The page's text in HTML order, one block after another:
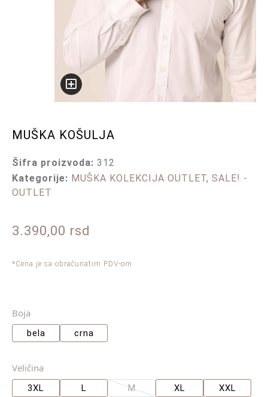
MUŠKA KOŠULJA
Šifra proizvoda: 312
Kategorije: MUŠKA KOLEKCIJA OUTLET, SALE! -
OUTLET
3.390,00 rsd
*Cena je sa obračunatim PDV-om
Boja
bela crna
Veličina
3XL L M XL XXL